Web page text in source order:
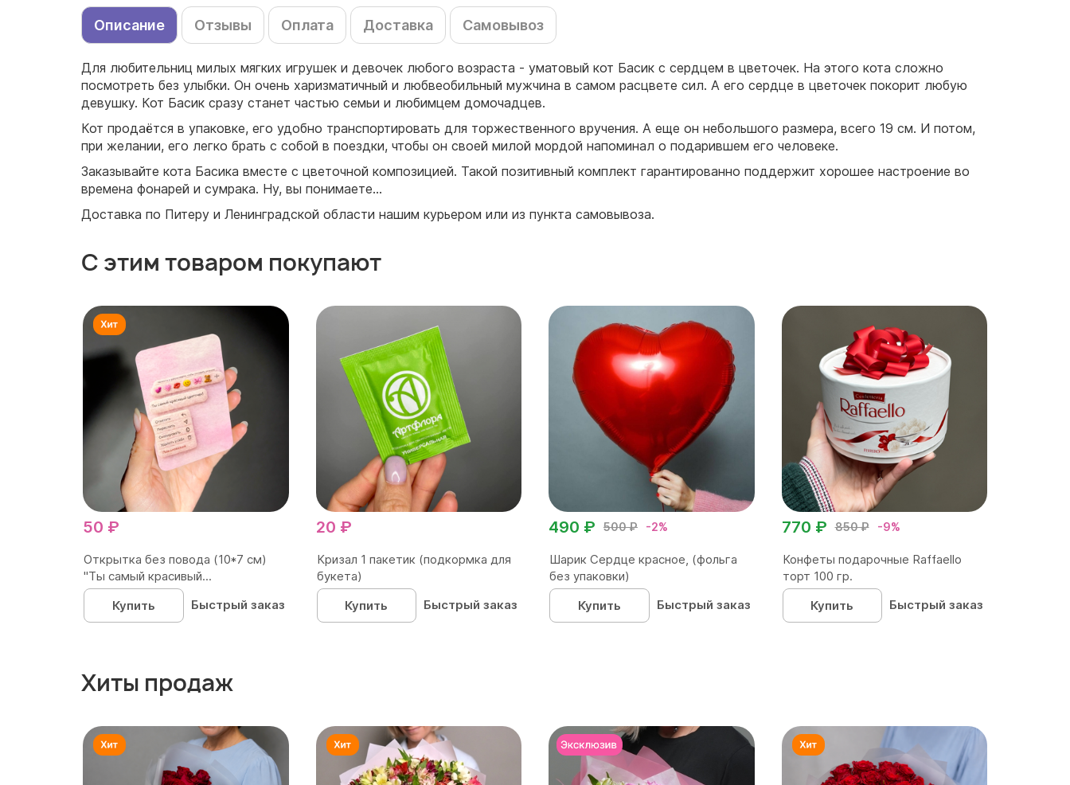
Описание Отзывы Оплата Доставка Самовывоз
Для любительниц милых мягких игрушек и девочек любого возраста - уматовый кот Басик с сердцем в цветочек. На этого кота сложно
посмотреть без улыбки. Он очень харизматичный и любвеобильный мужчина в самом расцвете сил. А его сердце в цветочек покорит любую
девушку. Кот Басик сразу станет частью семьи и любимцем домочадцев.
Кот продаётся в упаковке, его удобно транспортировать для торжественного вручения. А еще он небольшого размера, всего 19 см. И потом,
при желании, его легко брать с собой в поездки, чтобы он своей милой мордой напоминал о подарившем его человеке.
Заказывайте кота Басика вместе с цветочной композицией. Такой позитивный комплект гарантированно поддержит хорошее настроение во
времена фонарей и сумрака. Ну, вы понимаете…
Доставка по Питеру и Ленинградской области нашим курьером или из пункта самовывоза.
С этим товаром покупают
50 ₽
Открытка без повода (10*7 см)
"Ты самый красивый...
Купить
Быстрый заказ
20 ₽
Кризал 1 пакетик (подкормка для
букета)
Купить
Быстрый заказ
500 ₽ -2%
490 ₽
Шарик Сердце красное, (фольга
без упаковки)
Купить
Быстрый заказ
850 ₽ -9%
770 ₽
Конфеты подарочные Raffaello
торт 100 гр.
Купить
Быстрый заказ
Хиты продаж